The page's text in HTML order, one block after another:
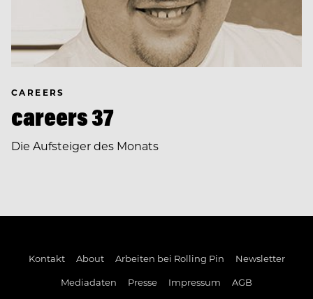
CAREERS
careers 37
Die Aufsteiger des Monats
Kontakt About Arbeiten bei Rolling Pin
Newsletter
Mediadaten
Presse Impressum
AGB